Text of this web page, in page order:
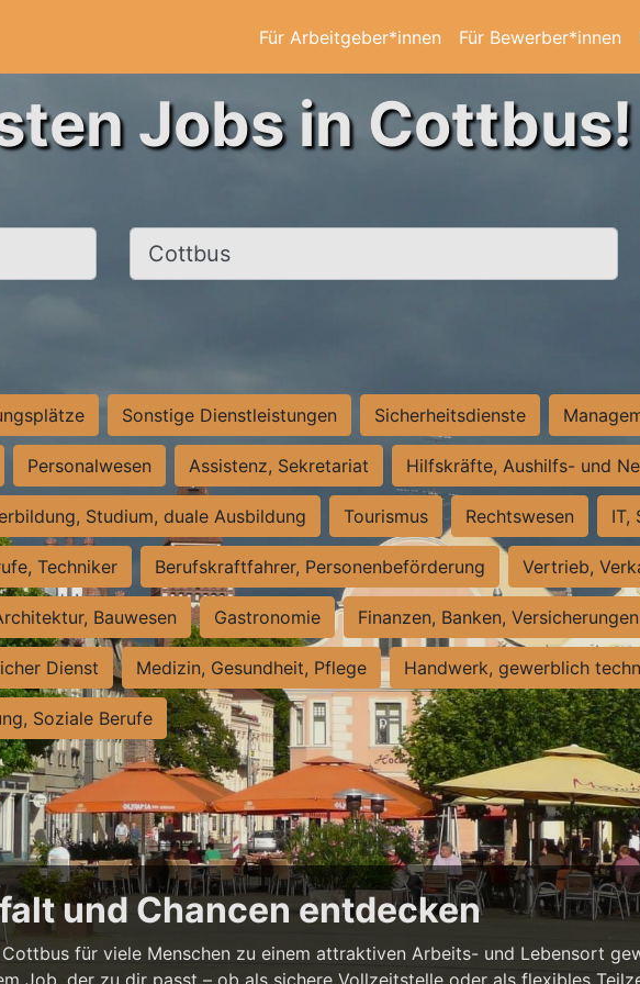
Für Arbeitgeber*innen Für Bewerber*innen
Jobs in Cottbus!
Ort, Stadt
Sonstige Dienstleistungen Sicherheitsdienste
Personalwesen Assistenz, Sekretariat Hilfskräfte, Aushilfs- und
Studium, duale Ausbildung Tourismus Rechtswesen IT,
Techniker Berufskraftfahrer, Personenbeförderung Vertrieb,
Bauwesen Gastronomie Finanzen, Banken, Versicherungen
Dienst Medizin, Gesundheit, Pflege Handwerk, gewerblich
Soziale Berufe
und Chancen entdecken
für viele Menschen zu einem attraktiven Arbeits- und Lebensort